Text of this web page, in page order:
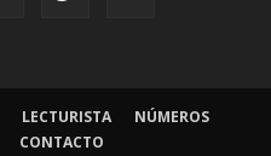
LECTURISTA
NÚMEROS
CONTACTO